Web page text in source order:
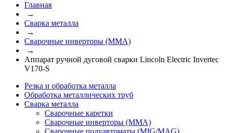
Главная
→
Сварка металла
→
Сварочные инверторы (ММА)
→
Аппарат ручной дуговой сварки Lincoln Electric Invertec
V170-S
Резка и обработка металла
Обработка металлических труб
Сварка металла
Сварочные каретки
Сварочные инверторы (ММА)
Сварочные полуавтоматы (MIG/MAG)